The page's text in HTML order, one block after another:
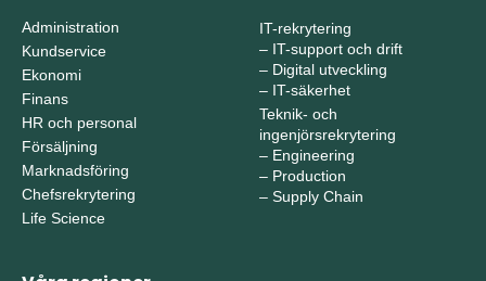
Administration
Kundservice
Ekonomi
Finans
HR och personal
Försäljning
Marknadsföring
Chefsrekrytering
Life Science
IT-rekrytering
– IT-support och drift
– Digital utveckling
– IT-säkerhet
Teknik- och
ingenjörsrekrytering
– Engineering
– Production
– Supply Chain